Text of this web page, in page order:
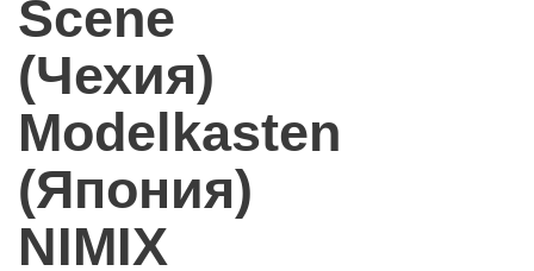
Scene
(Чехия)
Modelkasten
(Япония)
NIMIX